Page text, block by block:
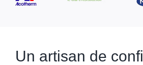
Un artisan de